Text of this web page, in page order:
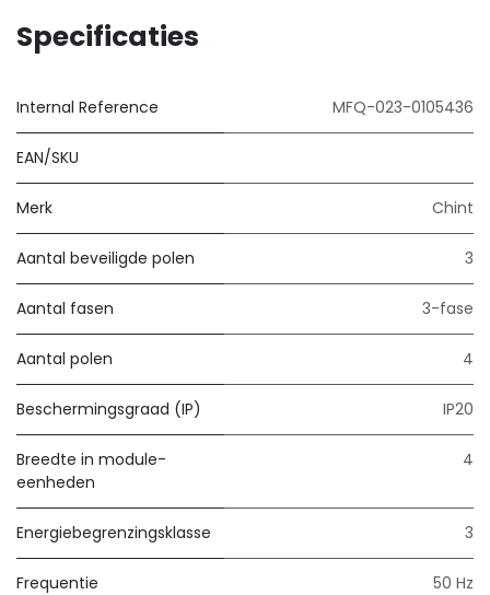
Specificaties
Internal Reference MFQ-023-0105436
EAN/SKU
Merk Chint
Aantal beveiligde polen 3
Aantal fasen 3-fase
Aantal polen 4
Beschermingsgraad (IP) IP20
Breedte in module-
eenheden
4
Energiebegrenzingsklasse 3
Frequentie 50 Hz